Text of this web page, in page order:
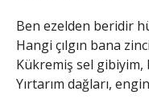
Ben ezelden beridir
Hangi çılgın bana
Kükremiş sel gibiyim,
Yırtarım dağları,